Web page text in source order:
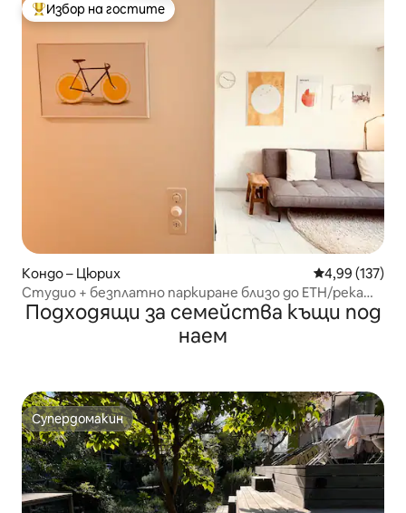
Най-популярен избор на гостите
Избор на гостите
Кондо – Цюрих Средна
4,99 (137)
Студио + безплатно паркиране близо до ETH/река
(Цюрих Хьонг)
Подходящи за семейства къщи под
наем
Супердомакин
Супердомакин